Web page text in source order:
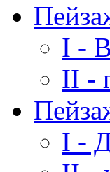
I -
II -
I -